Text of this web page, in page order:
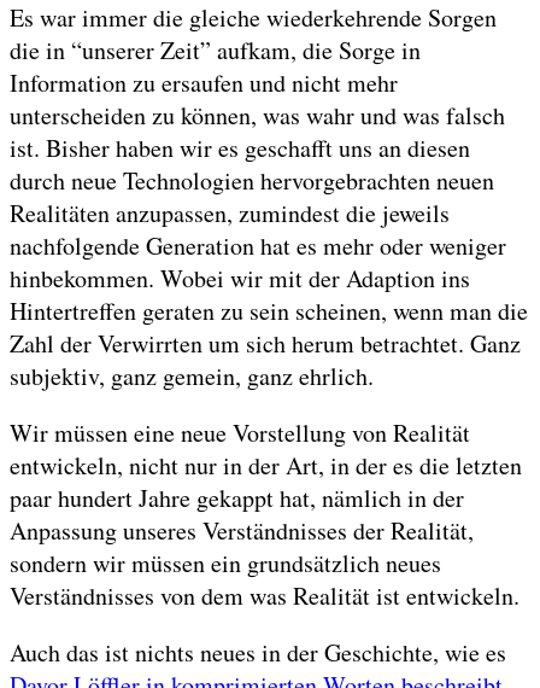
Es war immer die gleiche wiederkehrende Sorgen
die in “unserer Zeit” aufkam, die Sorge in
Information zu ersaufen und nicht mehr
unterscheiden zu können, was wahr und was falsch
ist. Bisher haben wir es geschafft uns an diesen
durch neue Technologien hervorgebrachten neuen
Realitäten anzupassen, zumindest die jeweils
nachfolgende Generation hat es mehr oder weniger
hinbekommen. Wobei wir mit der Adaption ins
Hintertreffen geraten zu sein scheinen, wenn man die
Zahl der Verwirrten um sich herum betrachtet. Ganz
subjektiv, ganz gemein, ganz ehrlich.
Wir müssen eine neue Vorstellung von Realität
entwickeln, nicht nur in der Art, in der es die letzten
paar hundert Jahre gekappt hat, nämlich in der
Anpassung unseres Verständnisses der Realität,
sondern wir müssen ein grundsätzlich neues
Verständnisses von dem was Realität ist entwickeln.
Auch das ist nichts neues in der Geschichte, wie es